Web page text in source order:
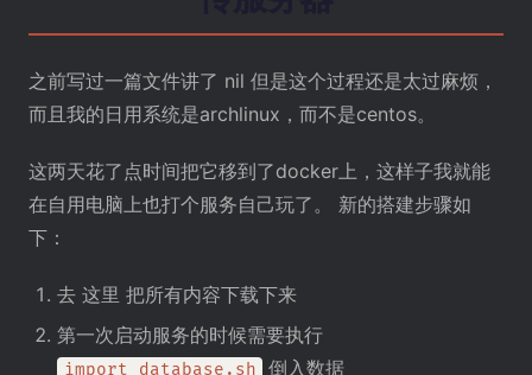
之前写过一篇文件讲了 nil 但是这个过程还是太过麻烦，
而且我的日用系统是archlinux，而不是centos。
这两天花了点时间把它移到了docker上，这样子我就能
在自用电脑上也打个服务自己玩了。 新的搭建步骤如
下：
去 这里 把所有内容下载下来
第一次启动服务的时候需要执行
import_database.sh
倒入数据